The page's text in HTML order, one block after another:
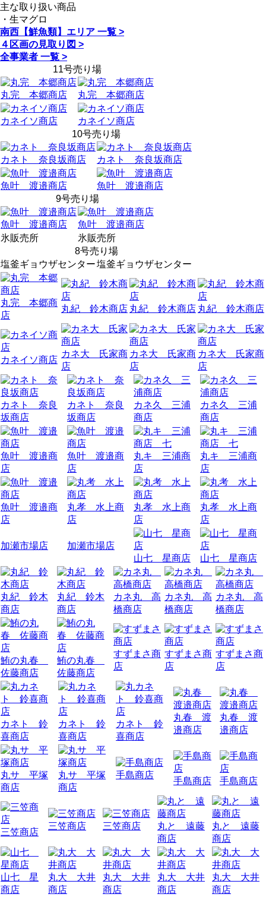
主な取り扱い商品
・生マグロ
南西【鮮魚類】エリア 一覧 >
４区画の見取り図 >
全事業者 一覧 >
11号売り場
丸完 本郷商店 丸完 本郷商店
カネイソ商店
カネイソ商店
10号売り場
カネト 奈良坂商店 カネト 奈良坂商店
魚叶 渡邉商店
魚叶 渡邉商店
9号売り場
魚叶 渡邉商店
魚叶 渡邉商店
氷販売所
氷販売所
8号売り場
塩釜ギョウザセンター塩釜ギョウザセンター
丸完 本郷商
店
丸紀 鈴木商店 丸紀 鈴木商店 丸紀 鈴木商店
カネイソ商店
カネ大 氏家商
店
カネ大 氏家商
店
カネ大 氏家商
店
カネト 奈良
坂商店
カネト 奈良
坂商店
カネ久 三浦
商店
カネ久 三浦
商店
魚叶 渡邉商
店
魚叶 渡邉商
店
丸キ 三浦商
店
丸キ 三浦商
店
魚叶 渡邉商
店
丸孝 水上商
店
丸孝 水上商
店
丸孝 水上商
店
加瀬市場店
加瀬市場店
山七 星商店
山七 星商店
丸紀 鈴木
商店
丸紀 鈴木
商店
カネ丸 高
橋商店
カネ丸 高
橋商店
カネ丸 高
橋商店
鮪の丸春
佐藤商店
鮪の丸春
佐藤商店
すずまさ商
店
すずまさ商
店
すずまさ商
店
カネト 鈴
喜商店
カネト 鈴
喜商店
カネト 鈴
喜商店
丸春 渡
邉商店
丸春 渡
邉商店
丸サ 平塚
商店
丸サ 平塚
商店
手島商店
手島商店 手島商店
三笠商店
三笠商店 三笠商店
丸と 遠藤
商店
丸と 遠藤
商店
山七 星
商店
丸大 大井
商店
丸大 大井
商店
丸大 大井
商店
丸大 大井
商店